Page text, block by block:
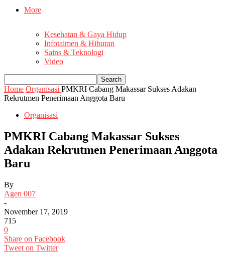
More
Kesehatan & Gaya Hidup
Infotaimen & Hiburan
Sains & Teknologi
Video
Home Organisasi PMKRI Cabang Makassar Sukses Adakan
Rekrutmen Penerimaan Anggota Baru
Organisasi
PMKRI Cabang Makassar Sukses
Adakan Rekrutmen Penerimaan Anggota
Baru
By
Agen 007
-
November 17, 2019
715
0
Share on Facebook
Tweet on Twitter